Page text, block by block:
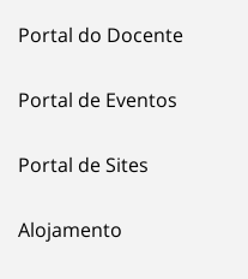
Portal do Docente
Portal de Eventos
Portal de Sites
Alojamento